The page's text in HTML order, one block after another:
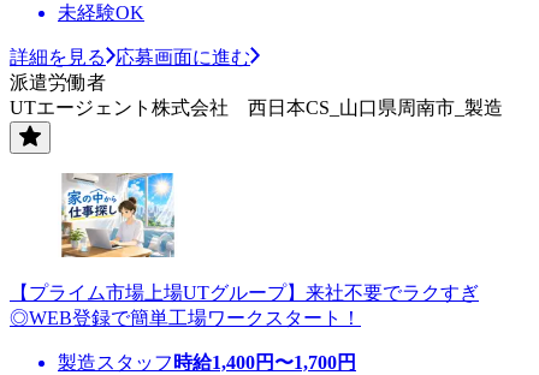
未経験OK
詳細を見る
応募画面に進む
派遣労働者
UTエージェント株式会社 西日本CS_山口県周南市_製造
【プライム市場上場UTグループ】来社不要でラクすぎ
◎WEB登録で簡単工場ワークスタート！
製造スタッフ 時給1,400円〜1,700円